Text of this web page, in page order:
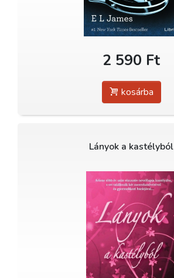
2 590 Ft
kosárba
Lányok a kastélyból